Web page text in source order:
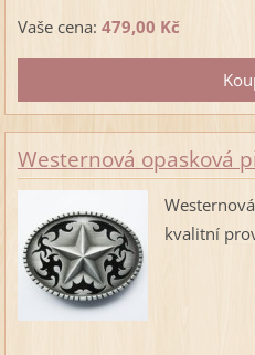
Vaše cena: 479,00 Kč
Westernová opasková
kvalitní